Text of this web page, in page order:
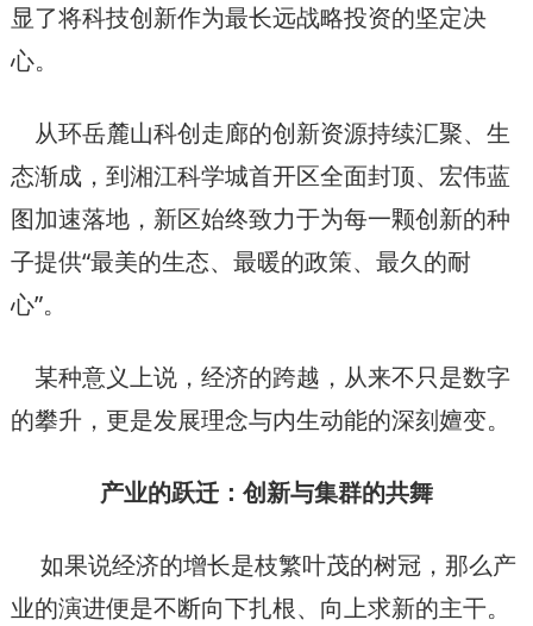
显了将科技创新作为最长远战略投资的坚定决
心。
从环岳麓山科创走廊的创新资源持续汇聚、生
态渐成，到湘江科学城首开区全面封顶、宏伟蓝
图加速落地，新区始终致力于为每一颗创新的种
子提供“最美的生态、最暖的政策、最久的耐
心”。
某种意义上说，经济的跨越，从来不只是数字
的攀升，更是发展理念与内生动能的深刻嬗变。
产业的跃迁：创新与集群的共舞
如果说经济的增长是枝繁叶茂的树冠，那么产
业的演进便是不断向下扎根、向上求新的主干。